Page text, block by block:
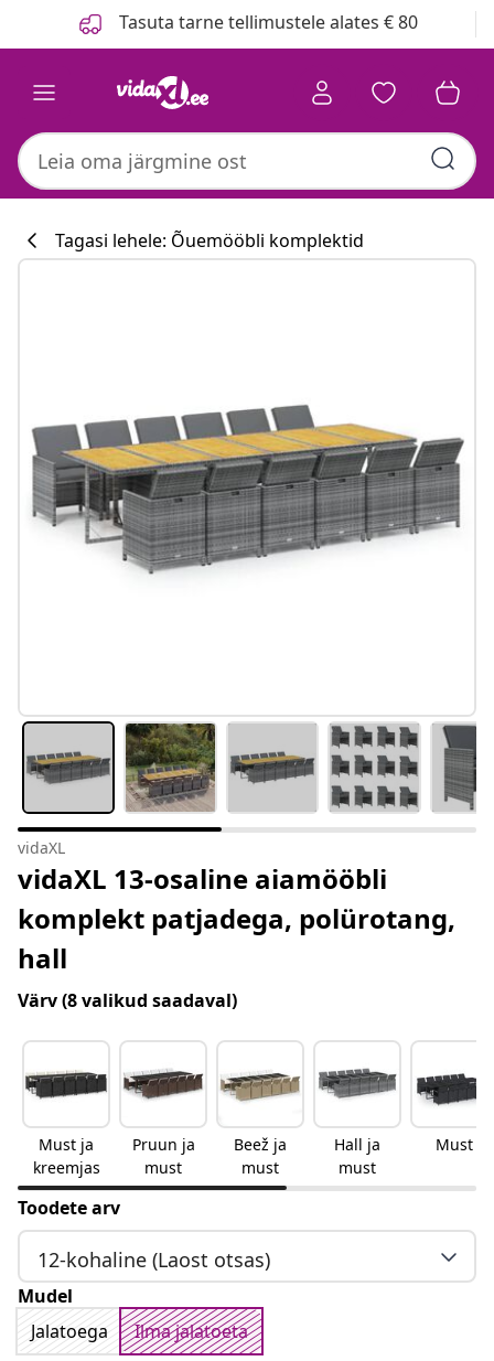
Tasuta tarne tellimustele alates € 80
#sharemevidaxl
Tagasi lehele: Õuemööbli komplektid
vidaXL
vidaXL 13-osaline aiamööbli
komplekt patjadega, polürotang,
hall
Värv(8 valikud saadaval)
Must ja
kreemjas
Pruun ja
must
Beež ja
must
Hall ja
must
Must
Toodete arv
12-kohaline (Laost otsas)
Mudel
Jalatoega
Ilma jalatoeta